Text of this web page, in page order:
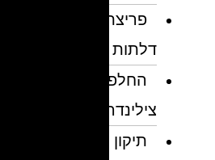
פריצת
דלתות
החלפת
צילינדרים
תיקון